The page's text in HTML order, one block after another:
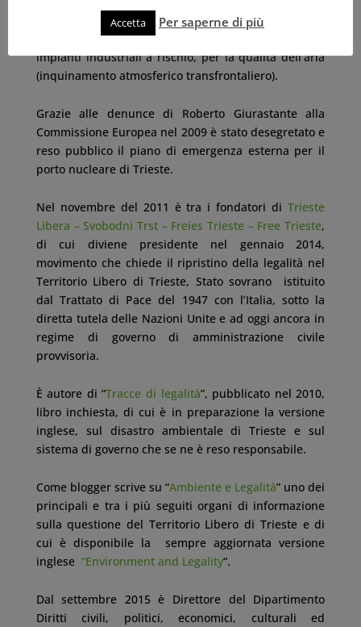
prevenzione radiologica (caso centrale nucleare di
Krško), per la violazione delle Direttive Seveso per gli
impianti industriali a rischio, per la qualità dell’aria
(inquinamento atmosferico transfrontaliero).
Grazie alle denunce di Roberto Giurastante alla
Commissione Europea nel 2009 è stato desegretato e
reso pubblico il piano di emergenza esterna per il
porto nucleare di Trieste.
Nel novembre del 2011 è tra i fondatori diTrieste
Libera – Svobodni Trst – Freies Trieste – Free Trieste,
di cui diviene presidente nel gennaio 2014,
movimento che chiede il ripristino della legalità nel
Territorio Libero di Trieste, Stato sovrano istituito
dal Trattato di Pace del 1947 con l’Italia, sotto la
diretta tutela delle Nazioni Unite e ad oggi ancora in
regime di governo di amministrazione civile
provvisoria.
È autore di “Tracce di legalità”, pubblicato nel 2010,
libro inchiesta, di cui è in preparazione la versione
inglese, sul disastro ambientale di Trieste e sul
sistema di governo che se ne è reso responsabile.
Come blogger scrive su “Ambiente e Legalità” uno dei
principali e tra i più seguiti organi di informazione
sulla questione del Territorio Libero di Trieste e di
cui è disponibile la sempre aggiornata versione
inglese “Environment and Legality“.
Dal settembre 2015 è Direttore del Dipartimento
Diritti civili, politici, economici, culturali ed
Accetta Per saperne di più